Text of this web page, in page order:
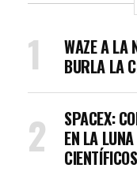
WAZE A LA
BURLA LA
SPACEX:
EN LA